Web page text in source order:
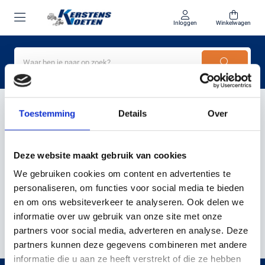
Toestemming Details Over
Deze website maakt gebruik van cookies
We gebruiken cookies om content en advertenties te
personaliseren, om functies voor social media te bieden
en om ons websiteverkeer te analyseren. Ook delen we
informatie over uw gebruik van onze site met onze
partners voor social media, adverteren en analyse. Deze
partners kunnen deze gegevens combineren met andere
informatie die u aan ze heeft verstrekt of die ze hebben
Inloggen Winkelwagen
Home Energiezuinige maaier
ENERGIEZUINIGE MAAIER
Filter Sorteer